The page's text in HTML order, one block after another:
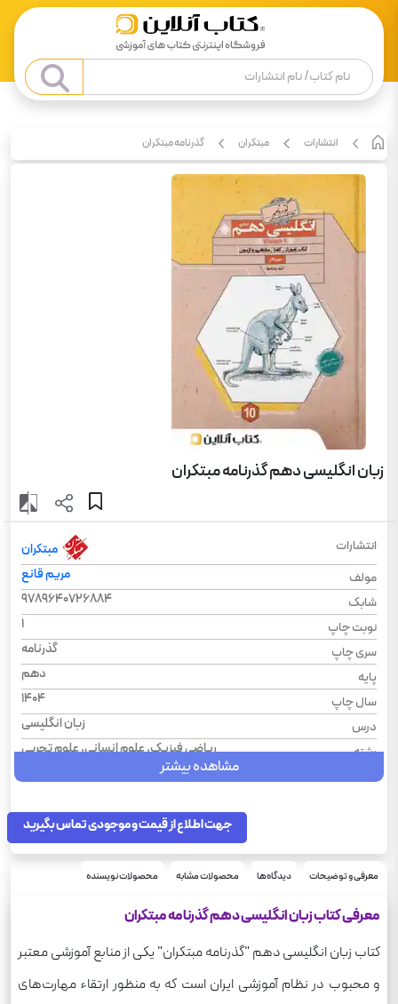
انتشارات مبتکران گذرنامه مبتکران
زبان انگلیسی دهم گذرنامه مبتکران
انتشارات
مبتکران
مولف
مریم قانع
شابک
9789640726884
نوبت چاپ
1
سری چاپ
گذرنامه
پایه
دهم
سال چاپ
1404
درس
زبان انگلیسی
رشته
ریاضی فیزیک, علوم انسانی, علوم تجربی
مشاهده بیشتر
جهت اطلاع از قیمت و موجودی تماس بگیرید
معرفی و توضیحات دیدگاه‌ها محصولات مشابه محصولات نویسنده
معرفی کتاب زبان انگلیسی دهم گذرنامه مبتکران
کتاب زبان انگلیسی دهم "گذرنامه مبتکران" یکی از منابع آموزشی معتبر
و محبوب در نظام آموزشی ایران است که به منظور ارتقاء مهارت‌های